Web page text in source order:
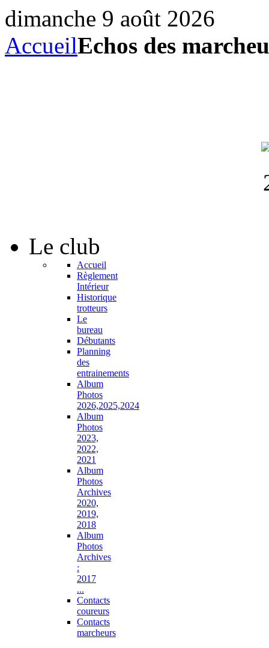
dimanche 9 août 2026
AccueilEchos des
Le club
Accueil
Règlement
Intérieur
Historique
trotteurs
Le
bureau
Débutants
Planning
des
entrainements
Album
Photos
2026,2025,2024
Album
Photos
2023,
2022,
2021
Album
Photos
Archives
2020,
2019,
2018
Album
Photos
Archives
:
2017
...
Contacts
coureurs
Contacts
marcheurs